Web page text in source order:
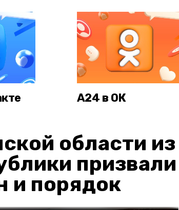
А24 в ОК
области из
призвали
и порядок